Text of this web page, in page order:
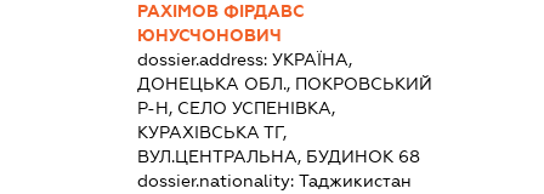
РАХІМОВ ФІРДАВС
ЮНУСЧОНОВИЧ
dossier.address:УКРАЇНА,
ДОНЕЦЬКА ОБЛ., ПОКРОВСЬКИЙ
Р-Н, СЕЛО УСПЕНІВКА,
КУРАХІВСЬКА ТГ,
ВУЛ.ЦЕНТРАЛЬНА, БУДИНОК 68
dossier.nationality:Таджикистан